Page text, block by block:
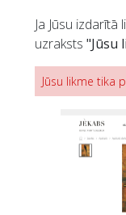
Ja Jūsu
uzraksts "Jūsu
Jūsu likme tika